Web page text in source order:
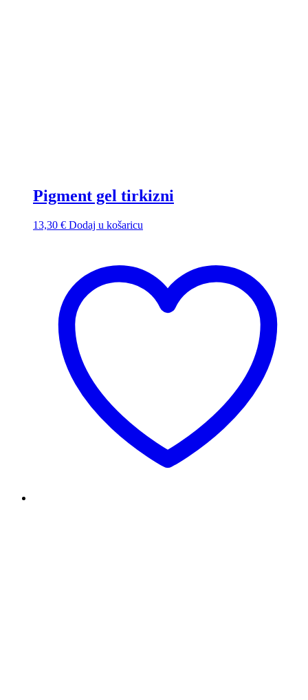
Pigment gel tirkizni
13,30 € Dodaj u košaricu